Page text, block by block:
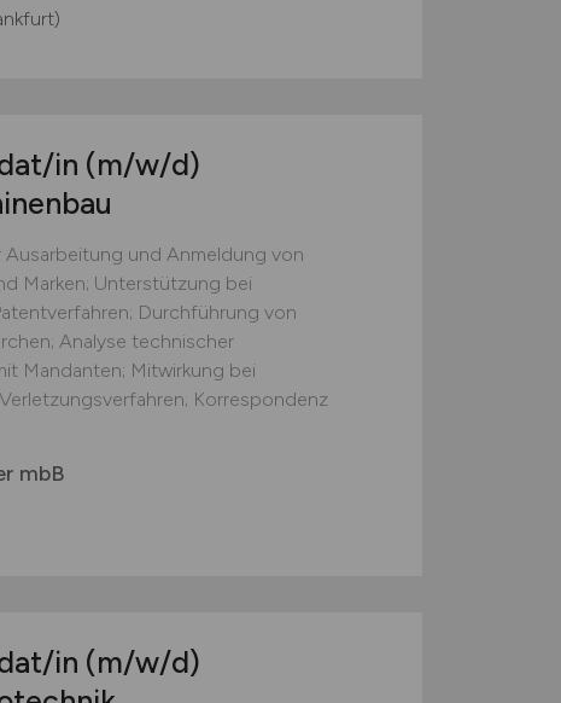
in (m/w/d)
und Anmeldung von
Marken; Unterstützung bei
Durchführung von
Analyse technischer
Mandanten; Mitwirkung bei
Korrespondenz
mbB
in (m/w/d)